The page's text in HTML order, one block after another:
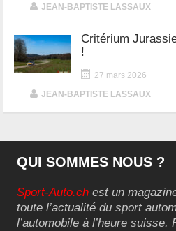
JEAN-BAPTISTE LASSAUX
Critérium
!
27 mars 2026
JEAN-BAPTISTE LASSAUX
QUI SOMMES NOUS ?
Sport-Auto.ch est un
toute l’actualité du sport
l’automobile à l’heure suisse.